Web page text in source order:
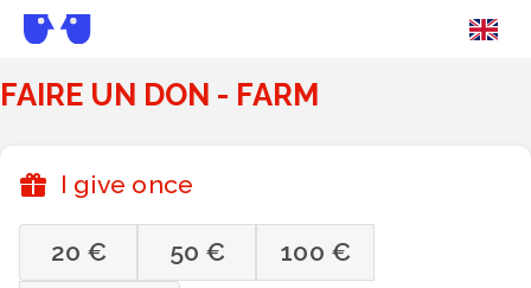
FAIRE UN DON - FARM
I give once
20 € 50 € 100 €